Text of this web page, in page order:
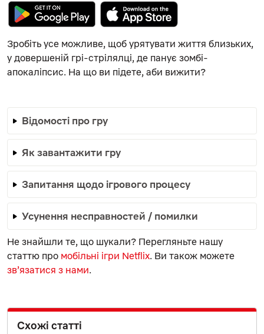
Зробіть усе можливе, щоб урятувати життя близьких,
у довершеній грі-стрілялці, де панує зомбі-
апокаліпсис. На що ви підете, аби вижити?
Відомості про гру
Як завантажити гру
Запитання щодо ігрового процесу
Усунення несправностей / помилки
Не знайшли те, що шукали? Перегляньте нашу
статтю про мобільні ігри Netflix. Ви також можете
зв’язатися з нами.
Схожі статті